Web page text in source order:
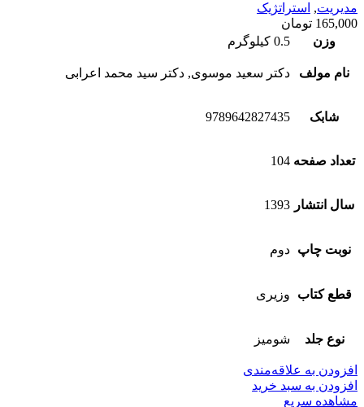
مدیریت, استراتژیک
165,000 تومان
وزن
0.5 کیلوگرم
نام مولف دکتر سعید موسوی, دکتر سید محمد اعرابی
شابک 9789642827435
تعداد صفحه 104
سال انتشار 1393
نوبت چاپ دوم
قطع کتاب وزیری
نوع جلد شومیز
افزودن به علاقه‌مندی
افزودن به سبد خرید
مشاهده سریع